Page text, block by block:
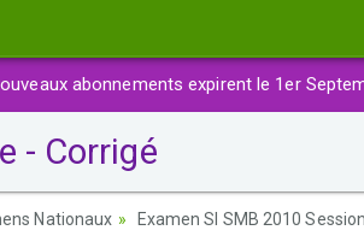
abonnements expirent le 1er
- Corrigé
Nationaux Examen SI SMB 2010